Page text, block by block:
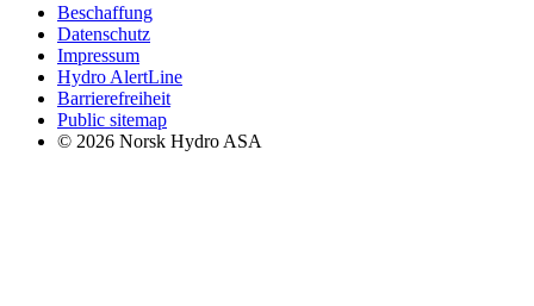
Beschaffung
Datenschutz
Impressum
Hydro AlertLine
Barrierefreiheit
Public sitemap
© 2026 Norsk Hydro ASA